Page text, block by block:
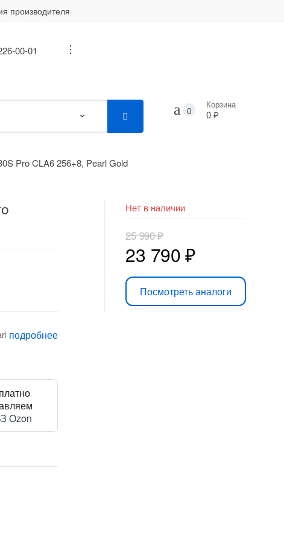
производителя
00-01 ...
0
Корзина
0 ₽
Pro CLA6 256+8, Pearl Gold
подробнее
Ozon
Нет в наличии
25 990₽
Первоначальная
цена
составляла
23 790₽Текущая
цена:
23
Посмотреть аналоги